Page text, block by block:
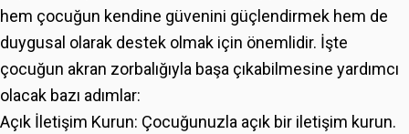
hem çocuğun kendine güvenini güçlendirmek hem de
duygusal olarak destek olmak için önemlidir. İşte
çocuğun akran zorbalığıyla başa çıkabilmesine yardımcı
olacak bazı adımlar:
Açık İletişim Kurun: Çocuğunuzla açık bir iletişim kurun.